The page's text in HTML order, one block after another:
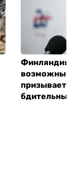
Финляндия
возможным
призывает